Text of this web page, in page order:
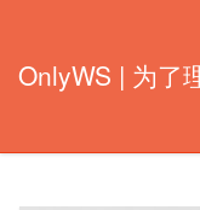
OnlyWS | 为了